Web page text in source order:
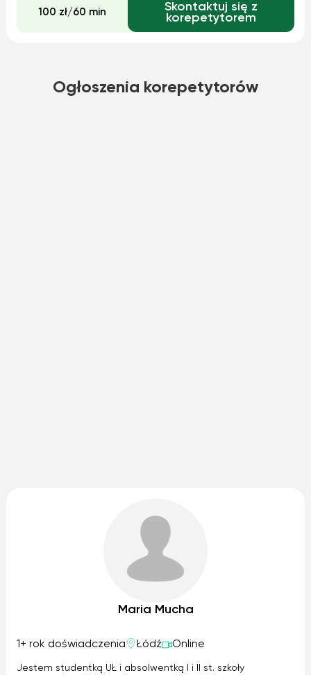
oczekiwań. Uczymy wszystkie grupy w...
100 zł/60 min
Skontaktuj się z
korepetytorem
Ogłoszenia korepetytorów
Maria Mucha
1+ rok doświadczenia Łódź Online
Jestem studentką UŁ i absolwentką I i II st. szkoły